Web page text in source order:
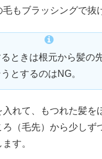
もブラッシングで抜
ときは根元から髪の
とするのはNG。
れて、もつれた髪を
（毛先）から少しず
す。